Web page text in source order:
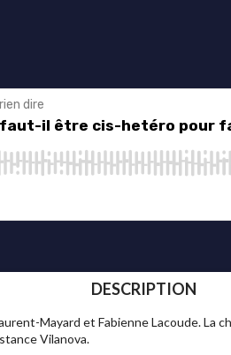
DESCRIPTION
Mayard et Fabienne Lacoude. La
Vilanova.